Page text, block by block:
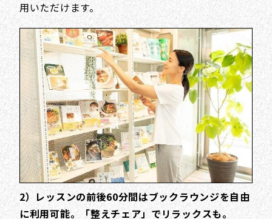
用いただけます。
2）レッスンの前後60分間はブックラウンジを自由
に利用可能。「整えチェア」でリラックスも。